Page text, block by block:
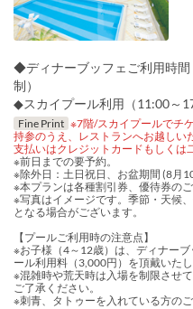
◆ディナーブッフェご利用時
制）
◆スカイプール利用（11:00～
Fine Print ※7階/スカイプールでチ
持参のうえ、レストランへお越しい
支払いはクレジットカードもしくは
※前日までの要予約。
※除外日：土日祝日、お盆期間 (8月
※本プランは各種割引券、優待券のご
※写真はイメージです。季節・天候
となる場合がございます。
【プールご利用時の注意点】
※お子様（4～12歳）は、ディナー
ール利用料（3,000円）を頂戴いた
※混雑時や荒天時は入場を制限させ
ご了承ください。
※刺青、タトゥーを入れている方の